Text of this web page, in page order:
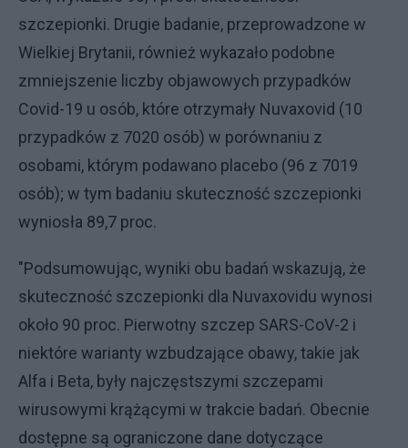
szczepionki. Drugie badanie, przeprowadzone w
Wielkiej Brytanii, również wykazało podobne
zmniejszenie liczby objawowych przypadków
Covid-19 u osób, które otrzymały Nuvaxovid (10
przypadków z 7020 osób) w porównaniu z
osobami, którym podawano placebo (96 z 7019
osób); w tym badaniu skuteczność szczepionki
wyniosła 89,7 proc.
"Podsumowując, wyniki obu badań wskazują, że
skuteczność szczepionki dla Nuvaxovidu wynosi
około 90 proc. Pierwotny szczep SARS-CoV-2 i
niektóre warianty wzbudzające obawy, takie jak
Alfa i Beta, były najczęstszymi szczepami
wirusowymi krążącymi w trakcie badań. Obecnie
dostępne są ograniczone dane dotyczące